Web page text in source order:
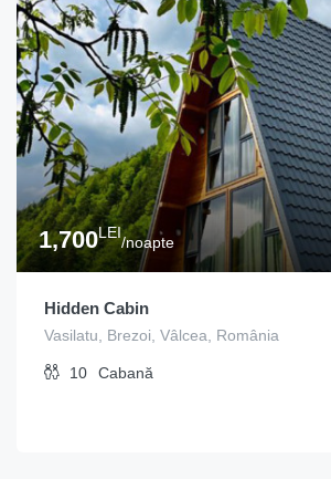
1,700LEI
/noapte
Hidden Cabin
Vasilatu, Brezoi, Vâlcea, România
10 Cabană